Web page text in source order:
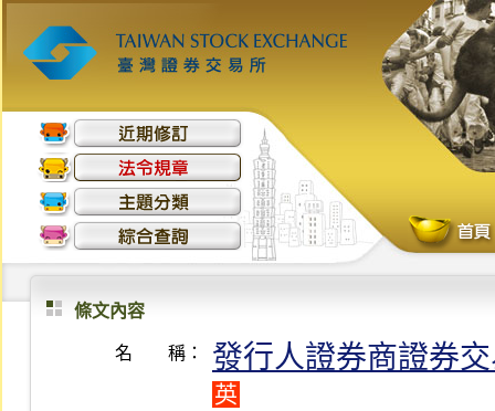
條文內容
名 稱： 發行人證券商證券
英